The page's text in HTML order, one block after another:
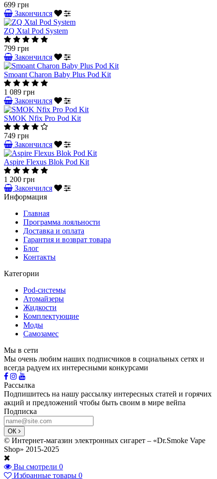
699 грн
Закончился
ZQ Xtal Pod System
799 грн
Закончился
Smoant Charon Baby Plus Pod Kit
1 089 грн
Закончился
SMOK Nfix Pro Pod Kit
749 грн
Закончился
Aspire Flexus Blok Pod Kit
1 200 грн
Закончился
Информация
Главная
Программа лояльности
Доставка и оплата
Гарантия и возврат товара
Блог
Контакты
Категории
Pod-системы
Атомайзеры
Жидкости
Комплектующие
Моды
Самозамес
Мы в сети
Мы очень любим наших подписчиков в социальных сетях и
всегда радуем их интересными конкурсами
Рассылка
Подпишитесь на нашу рассылку интересных статей и горячих
акций и предложений чтобы быть своим в мире вейпа
Подписка
ОК
© Интернет-магазин электронных сигарет – «Dr.Smoke Vape
Shop» 2015-2025
Вы смотрели 0
Избранные товары 0